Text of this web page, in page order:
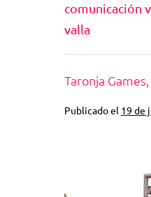
comunicación
valla
Taronja
Publicado el 19 de